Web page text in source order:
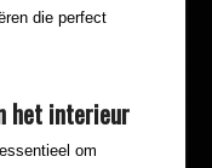
die perfect
het interieur
om